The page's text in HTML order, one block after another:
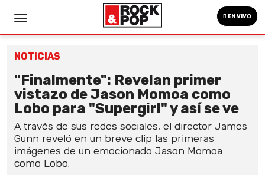
EN VIVO
NOTICIAS
"Finalmente": Revelan primer
vistazo de Jason Momoa como
Lobo para "Supergirl" y así se ve
A través de sus redes sociales, el director James
Gunn reveló en un breve clip las primeras
imágenes de un emocionado Jason Momoa
como Lobo.